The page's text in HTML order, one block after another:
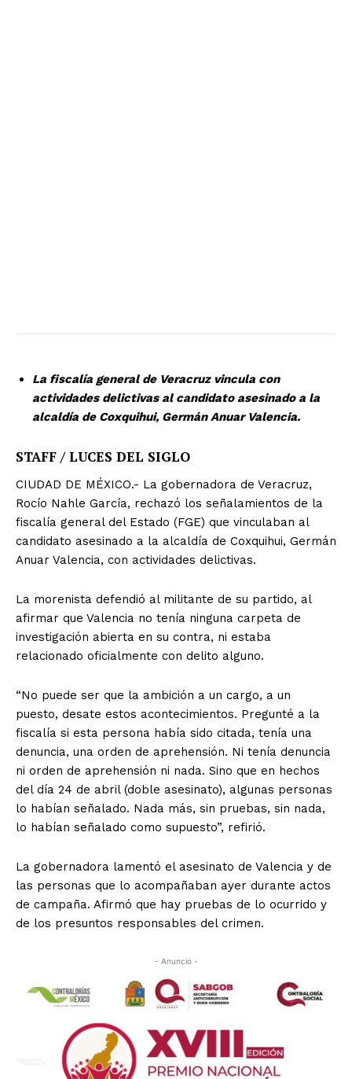
La fiscalía general de Veracruz vincula con
actividades delictivas al candidato asesinado a la
alcaldía de Coxquihui, Germán Anuar Valencia.
STAFF / LUCES DEL SIGLO
CIUDAD DE MÉXICO.- La gobernadora de Veracruz,
Rocío Nahle García, rechazó los señalamientos de la
fiscalía general del Estado (FGE) que vinculaban al
candidato asesinado a la alcaldía de Coxquihui, Germán
Anuar Valencia, con actividades delictivas.
La morenista defendió al militante de su partido, al
afirmar que Valencia no tenía ninguna carpeta de
investigación abierta en su contra, ni estaba
relacionado oficialmente con delito alguno.
“No puede ser que la ambición a un cargo, a un
puesto, desate estos acontecimientos. Pregunté a la
fiscalía si esta persona había sido citada, tenía una
denuncia, una orden de aprehensión. Ni tenía denuncia
ni orden de aprehensión ni nada. Sino que en hechos
del día 24 de abril (doble asesinato), algunas personas
lo habían señalado. Nada más, sin pruebas, sin nada,
lo habían señalado como supuesto”, refirió.
La gobernadora lamentó el asesinato de Valencia y de
las personas que lo acompañaban ayer durante actos
de campaña. Afirmó que hay pruebas de lo ocurrido y
de los presuntos responsables del crimen.
- Anuncio -